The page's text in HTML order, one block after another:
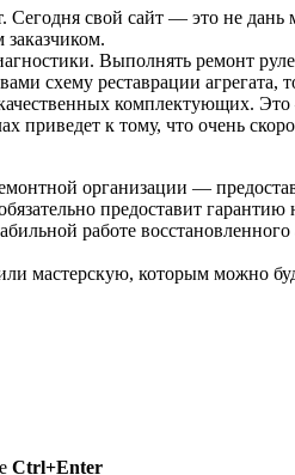
свой сайт — это не
Выполнять ремонт
схему реставрации агрегата,
комплектующих.
приведет к тому, что очень
организации —
предоставит
работе восстановленного
мастерскую, которым можно
Ctrl+Enter